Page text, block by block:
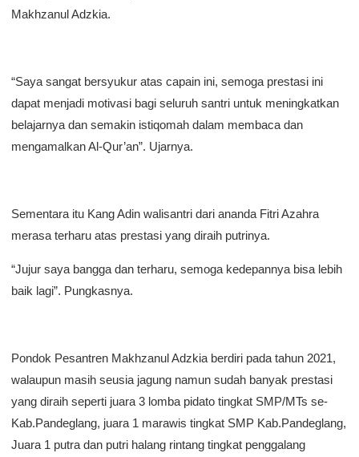
Makhzanul Adzkia.
“Saya sangat bersyukur atas capain ini, semoga prestasi ini
dapat menjadi motivasi bagi seluruh santri untuk meningkatkan
belajarnya dan semakin istiqomah dalam membaca dan
mengamalkan Al-Qur’an”. Ujarnya.
Sementara itu Kang Adin walisantri dari ananda Fitri Azahra
merasa terharu atas prestasi yang diraih putrinya.
“Jujur saya bangga dan terharu, semoga kedepannya bisa lebih
baik lagi”. Pungkasnya.
Pondok Pesantren Makhzanul Adzkia berdiri pada tahun 2021,
walaupun masih seusia jagung namun sudah banyak prestasi
yang diraih seperti juara 3 lomba pidato tingkat SMP/MTs se-
Kab.Pandeglang, juara 1 marawis tingkat SMP Kab.Pandeglang,
Juara 1 putra dan putri halang rintang tingkat penggalang